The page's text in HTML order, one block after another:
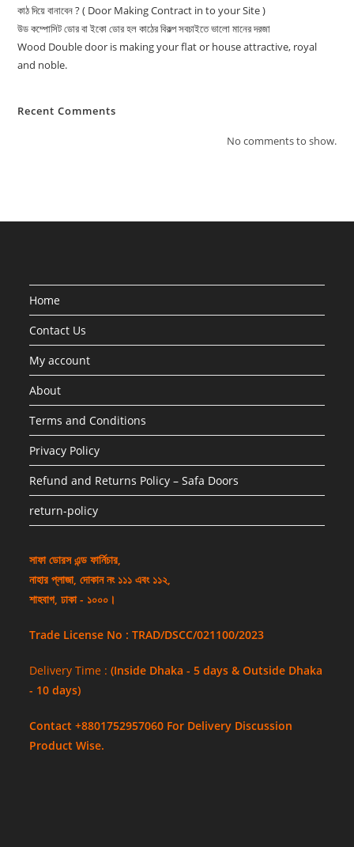
কাঠ দিয়ে বানাবেন ? ( Door Making Contract in to your Site )
উড কম্পোসিট ডোর বা ইকো ডোর হল কাঠের বিকল্প সবচাইতে ভালো মানের দরজা
Wood Double door is making your flat or house attractive, royal
and noble.
Recent Comments
No comments to show.
Home
Contact Us
My account
About
Terms and Conditions
Privacy Policy
Refund and Returns Policy – Safa Doors
return-policy
সাফা ডোরস এন্ড ফার্নিচার,
নাহার প্লাজা, দোকান নং ১১১ এবং ১১২,
শাহবাগ, ঢাকা - ১০০০।
Trade License No : TRAD/DSCC/021100/2023
Delivery Time :(Inside Dhaka - 5 days & Outside Dhaka
- 10 days)
Contact +8801752957060 For Delivery Discussion
Product Wise.